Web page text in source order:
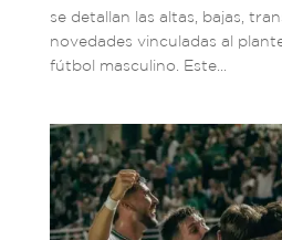
se detallan las altas, bajas,
novedades vinculadas al
fútbol masculino. Este...